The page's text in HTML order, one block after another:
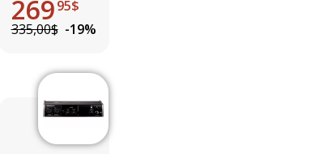
26995$
335,00$ -19%